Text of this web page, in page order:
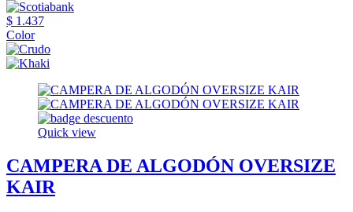
$ 1.437
Color
Quick view
CAMPERA DE ALGODÓN OVERSIZE
KAIR